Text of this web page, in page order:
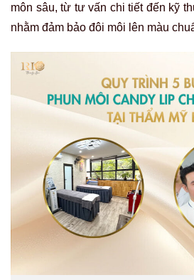
môn sâu, từ tư vấn chi tiết đến kỹ
nhằm đảm bảo đôi môi lên màu